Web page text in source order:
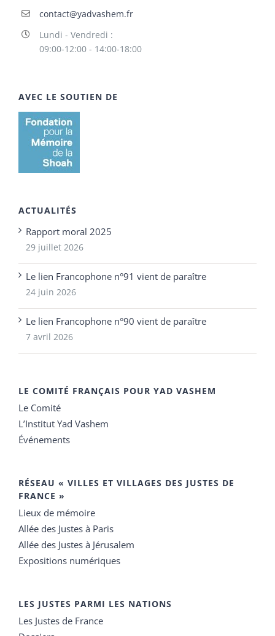
contact@yadvashem.fr
Lundi - Vendredi :
09:00-12:00 - 14:00-18:00
AVEC LE SOUTIEN DE
ACTUALITÉS
Rapport moral 2025
29 juillet 2026
Le lien Francophone n°91 vient de paraître
24 juin 2026
Le lien Francophone n°90 vient de paraître
7 avril 2026
LE COMITÉ FRANÇAIS POUR YAD VASHEM
Le Comité
L’Institut Yad Vashem
Événements
RÉSEAU « VILLES ET VILLAGES DES JUSTES DE
FRANCE »
Lieux de mémoire
Allée des Justes à Paris
Allée des Justes à Jérusalem
Expositions numériques
LES JUSTES PARMI LES NATIONS
Les Justes de France